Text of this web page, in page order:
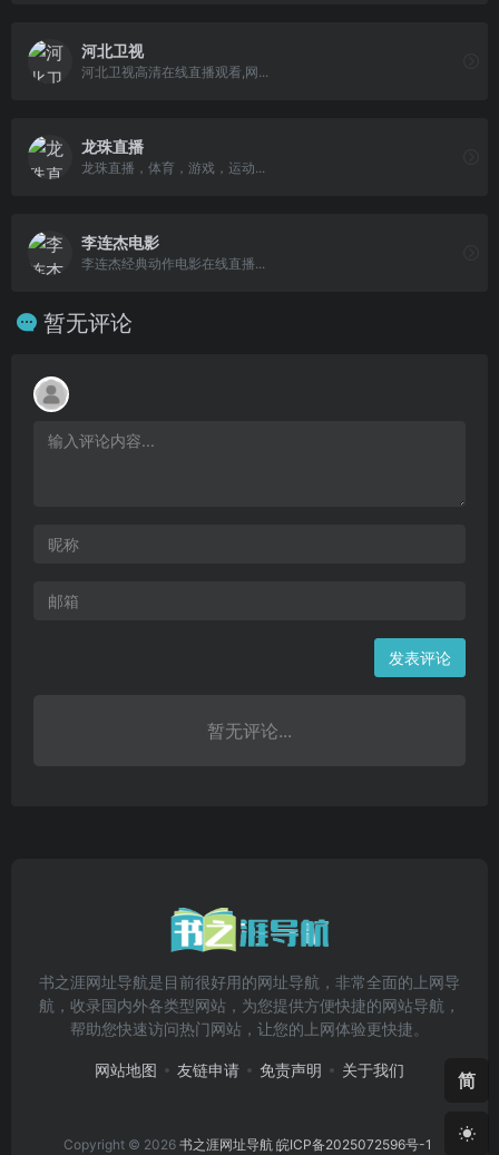
河北卫视
河北卫视高清在线直播观看,网...
龙珠直播
龙珠直播，体育，游戏，运动...
李连杰电影
李连杰经典动作电影在线直播...
暂无评论
发表评论
暂无评论...
书之涯网址导航是目前很好用的网址导航，非常全面的上网导
航，收录国内外各类型网站，为您提供方便快捷的网站导航，
帮助您快速访问热门网站，让您的上网体验更快捷。
网站地图 友链申请 免责声明 关于我们
Copyright © 2026 书之涯网址导航 皖ICP备2025072596号-1
简